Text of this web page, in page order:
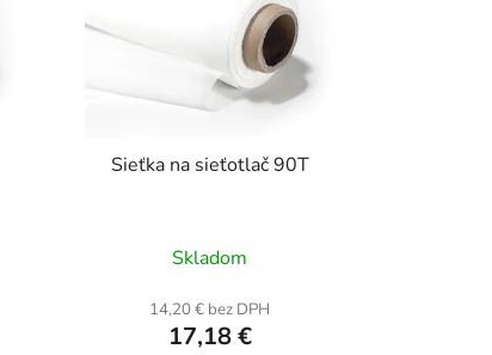
Sieťka na sieťotlač 90T
Skladom
14,20 € bez DPH
17,18 €